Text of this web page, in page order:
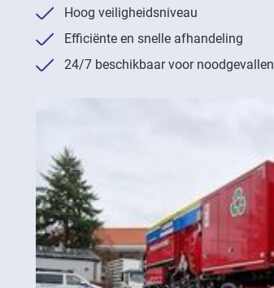
Hoog veiligheidsniveau
Efficiënte en snelle afhandeling
24/7 beschikbaar voor noodgevallen